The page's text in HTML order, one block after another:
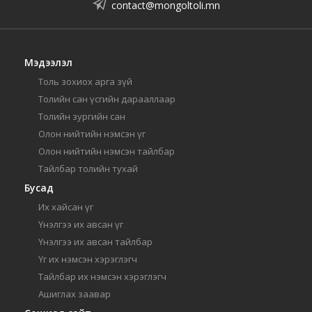
contact@mongoltoli.mn
Мэдээлэл
Толь зохиох арга зүй
Толийн сан үсгийн дарааллаар
Толийн зургийн сан
Олон нийтийн нэмсэн үг
Олон нийтийн нэмсэн тайлбар
Тайлбар толийн тухай
Бусад
Их хайсан үг
Үнэлгээ их авсан үг
Үнэлгээ их авсан тайлбар
Үг их нэмсэн хэрэглэгч
Тайлбар их нэмсэн хэрэглэгч
Ашиглах заавар